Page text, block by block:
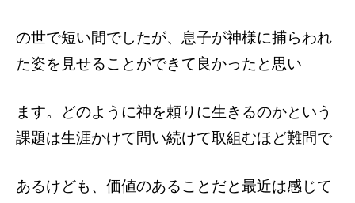
の世で短い間でしたが、息子が神様に捕らわれ
た姿を見せることができて良かったと思い
ます。
どのように神を頼りに生きるのかという
課題は生涯かけて問い続けて取組むほど難問で
あるけども、価値のあることだと最近は感じて